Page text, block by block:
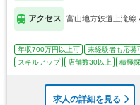
アクセス 富山地方鉄道上滝線
年収700万円以上可 未経験者も応募
スキルアップ
店舗数30以上 積極
求人の詳細を見る